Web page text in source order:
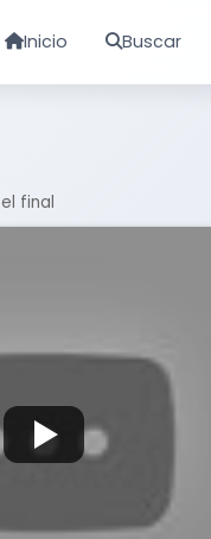
Inicio Buscar
el final